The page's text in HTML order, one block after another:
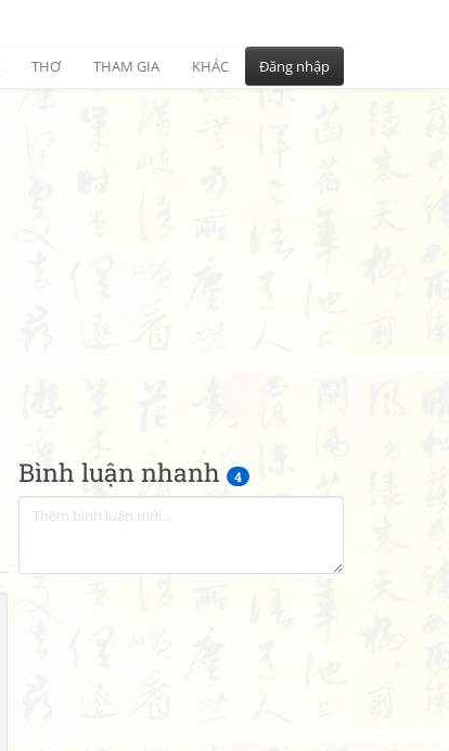
THƠ THAM GIA KHÁC Đăng nhập
Bình luận nhanh 4